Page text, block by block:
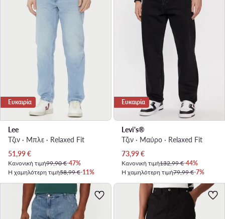
Ευκαιρία
Lee
Τζιν · Μπλε · Relaxed Fit
Τρέχουσα τιμή
51,99€
Κανονική τιμή99,90 €-47%
Η χαμηλότερη τιμή58,99 €-11%
Ευκαιρία
Levi's®
Τζιν · Μαύρο · Relaxed Fit
Τρέχουσα τιμή
73,99€
Κανονική τιμή132,99 €-44%
Η χαμηλότερη τιμή79,99 €-7%